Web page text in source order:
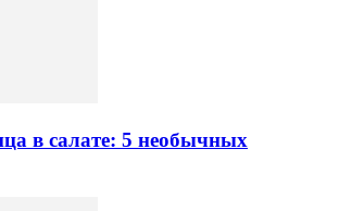
в салате: 5 необычных